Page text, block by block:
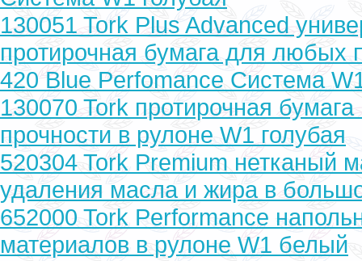
130051 Tork Plus Advanced
протирочная бумага для любых
420 Blue Perfomance Система
130070 Tork протирочная
прочности в рулоне W1 голубая
520304 Tork Premium нетканый
удаления масла и жира в
652000 Tork Performance
материалов в рулоне W1 белый